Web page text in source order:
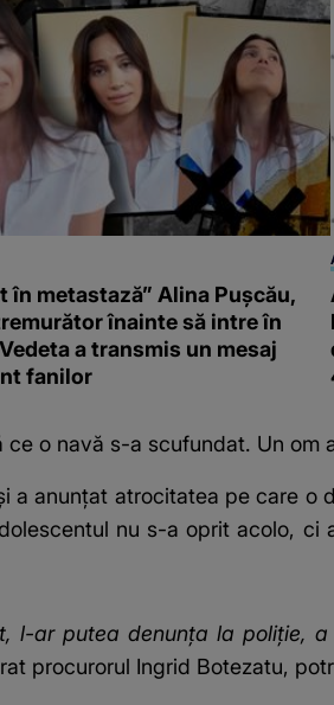
în metastază” Alina Pușcău,
înainte să intre în
a transmis un mesaj
fanilor
o navă s-a scufundat. Un om
a anunțat atrocitatea pe care
nu s-a oprit acolo, ci
l-ar putea denunța la poliție,
procurorul Ingrid Botezatu,